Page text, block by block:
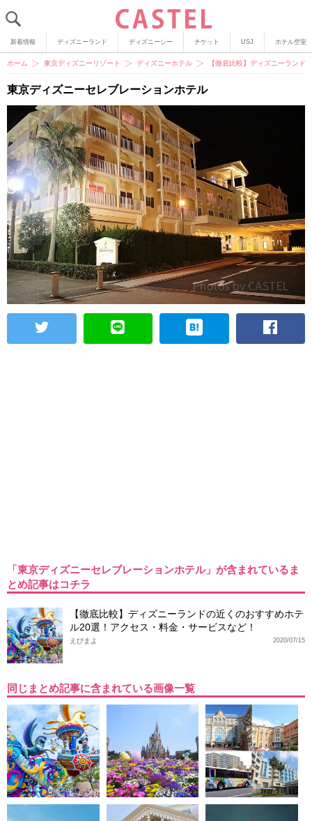
新着情報 ディズニーランド ディズニーシー チケット USJ ホテル空室
ホーム 東京ディズニーリゾート ディズニーホテル 【徹底比較】ディズニーランド
東京ディズニーセレブレーションホテル
「東京ディズニーセレブレーションホテル」が含まれているま
とめ記事はコチラ
【徹底比較】ディズニーランドの近くのおすすめホテ
ル20選！アクセス・料金・サービスなど！
2020/07/15
えびまよ
同じまとめ記事に含まれている画像一覧